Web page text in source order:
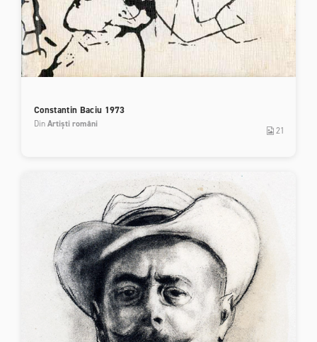
Constantin Baciu 1973
DinArtiști români
21